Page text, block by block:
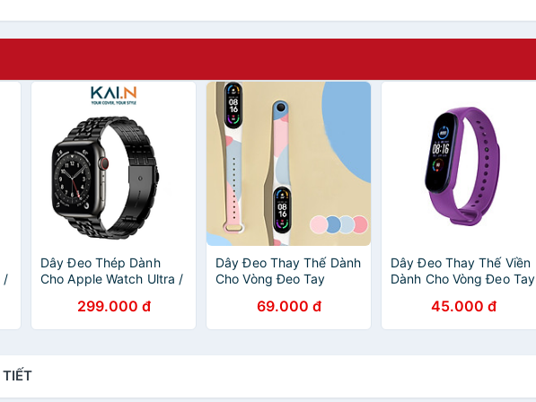
/
Dây Đeo Thép Dành
Cho Apple Watch Ultra /
Kai.N DouBead Steel
Band - Hàng Chính
299.000 đ
Dây Đeo Thay Thế Dành
Cho Vòng Đeo Tay
Band 5/ Miband 6/
Miband 7 Mix Color -
69.000 đ
Dây Đeo Thay Thế Viền
Dành Cho Vòng Đeo Tay
Band 5/ Miband 6 -
Hàng chính hãng
45.000 đ